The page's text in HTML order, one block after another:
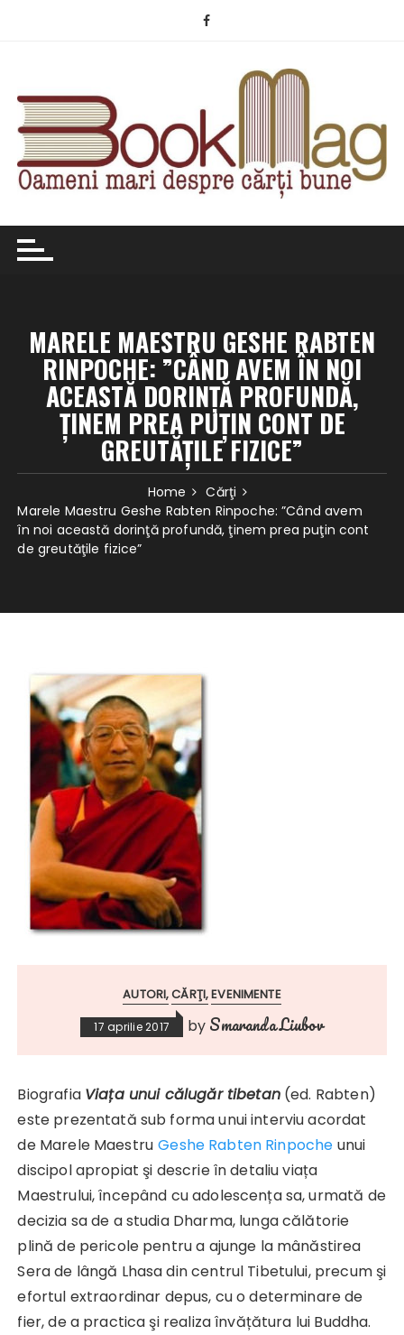
MARELE MAESTRU GESHE RABTEN
RINPOCHE: ”CÂND AVEM ÎN NOI
ACEASTĂ DORINŢĂ PROFUNDĂ,
ŢINEM PREA PUŢIN CONT DE
GREUTĂŢILE FIZICE”
Home
Cărţi
Marele Maestru Geshe Rabten Rinpoche: ”Când avem
în noi această dorinţă profundă, ţinem prea puţin cont
de greutăţile fizice”
AUTORI CĂRŢI EVENIMENTE
17 aprilie 2017 by Smaranda Liubov
Biografia Viața unui călugăr tibetan(ed. Rabten)
este prezentată sub forma unui interviu acordat
de Marele Maestru Geshe Rabten Rinpoche unui
discipol apropiat şi descrie în detaliu viața
Maestrului, începând cu adolescența sa, urmată de
decizia sa de a studia Dharma, lunga călătorie
plină de pericole pentru a ajunge la mânăstirea
Sera de lângă Lhasa din centrul Tibetului, precum şi
efortul extraordinar depus, cu o determinare de
fier, de a practica şi realiza învățătura lui Buddha.